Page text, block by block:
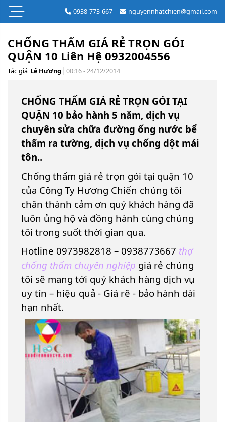
0938-773-667 nguyennhatchien@gmail.com
CHỐNG THẤM GIÁ RẺ TRỌN GÓI
QUẬN 10 Liên Hệ 0932004556
Tác giả Lê Hương 00:16 - 24/12/2014
CHỐNG THẤM GIÁ RẺ TRỌN GÓI TẠI
QUẬN 10 bảo hành 5 năm, dịch vụ
chuyên sửa chữa đường ống nước bể
thấm ra tường, dịch vụ chống dột mái
tôn..
Chống thấm giá rẻ trọn gói tại quận 10
của Công Ty Hương Chiến chúng tôi
chân thành cảm ơn quý khách hàng đã
luôn ủng hộ và đồng hành cùng chúng
tôi trong suốt thời gian qua.
Hotline 0973982818 – 0938773667 thợ
chống thấm chuyên nghiệp giá rẻ chúng
tôi sẽ mang tới quý khách hàng dịch vụ
uy tín – hiệu quả - Giá rẽ - bảo hành dài
hạn nhất.